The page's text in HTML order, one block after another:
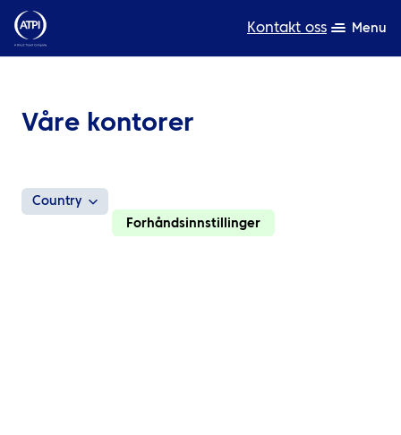
Kontakt oss Menu
Om oss
Våre kontorer
Country
Forhåndsinnstillinger